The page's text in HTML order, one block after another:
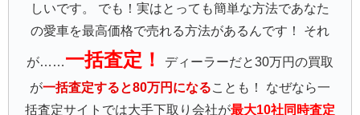
しいです。 でも！実はとっても簡単な方法であなた
の愛車を最高価格で売れる方法があるんです！ それ
が……一括査定！
ディーラーだと30万円の買取
が一括査定すると80万円になることも！ なぜなら一
括査定サイトでは大手下取り会社が最大10社同時査定